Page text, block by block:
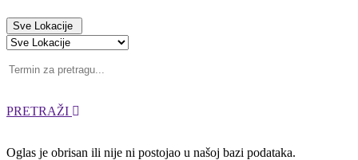
Sve Lokacije
PRETRAŽI
Oglas je obrisan ili nije ni postojao u našoj bazi podataka.